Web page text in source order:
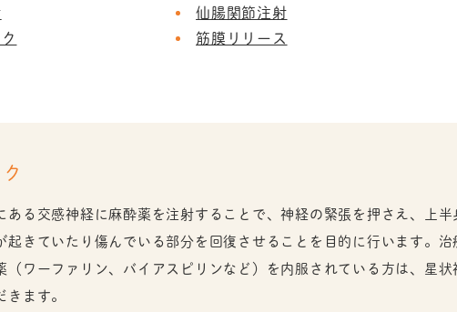
仙腸関節注射
筋膜リリース
ある交感神経に麻酔薬を注射することで、神経の緊張を押さえ、上
きていたり傷んでいる部分を回復させることを目的に行います。治
（ワーファリン、バイアスピリンなど）を内服されている方は、星
ます。